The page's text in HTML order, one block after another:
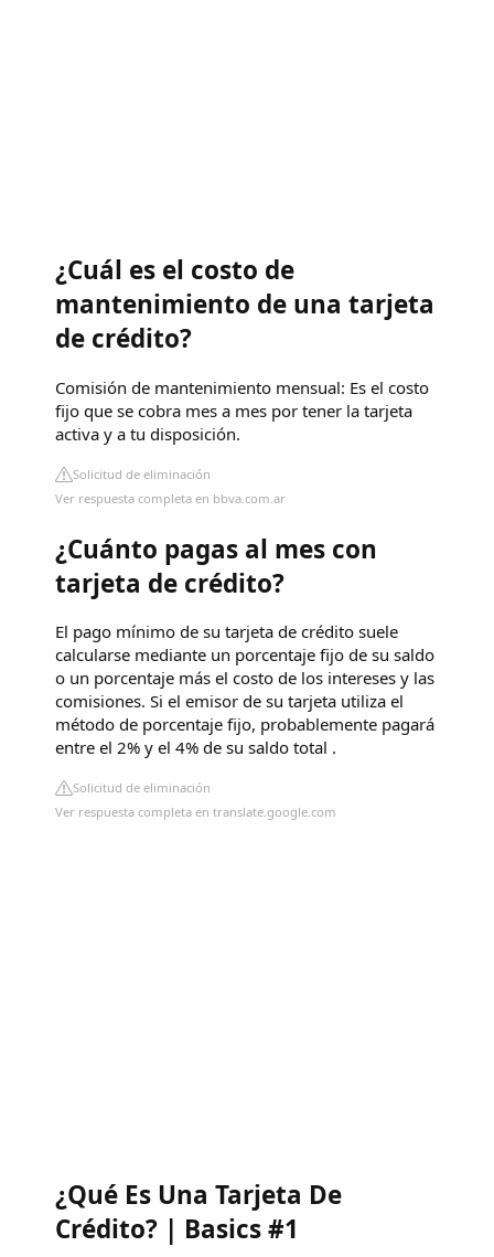
¿Cuál es el costo de
mantenimiento de una tarjeta
de crédito?
Comisión de mantenimiento mensual: Es el costo
fijo que se cobra mes a mes por tener la tarjeta
activa y a tu disposición.
Solicitud de eliminación
Ver respuesta completa en bbva.com.ar
¿Cuánto pagas al mes con
tarjeta de crédito?
El pago mínimo de su tarjeta de crédito suele
calcularse mediante un porcentaje fijo de su saldo
o un porcentaje más el costo de los intereses y las
comisiones. Si el emisor de su tarjeta utiliza el
método de porcentaje fijo, probablemente pagará
entre el 2% y el 4% de su saldo total .
Solicitud de eliminación
Ver respuesta completa en translate.google.com
¿Qué Es Una Tarjeta De
Crédito? | Basics #1